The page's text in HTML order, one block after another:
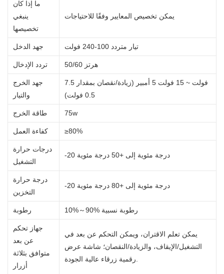
ما إذا كان
ينبغي
تخصيصها
يمكن تخصيص المعايير وفقًا للاحتياجات
جهد الدخل تيار متردد 100-240 فولت
تردد الإدخال 50/60 هرتز
جهد الخرج
والتيار
7.5 فولت ~ 15 فولت 5 أمبير (زيادة/نقصان بمقدار
0.5 فولت)
طاقة الخرج 75w
كفاءة العمل ≥80%
درجات حرارة
التشغيل
-20 درجة مئوية إلى +50 درجة مئوية
درجة حرارة
التخزين
-20 درجة مئوية إلى +80 درجة مئوية
رطوبة 10%～90% رطوبة نسبية
جهاز تحكم
عن بعد
متوافق بثلاثة
أزرار
يمكن تعلم الاقتران، ويمكن التحكم عن بعد في
التشغيل/الإيقاف، والزيادة/النقصان؛ شاشة عرض